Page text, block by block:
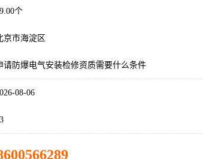
个
京市海淀区
请防爆电气安装检修资质需要什么条件
08-06